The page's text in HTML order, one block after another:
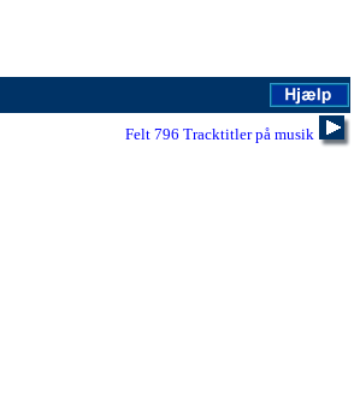
Felt 796 Tracktitler på musik